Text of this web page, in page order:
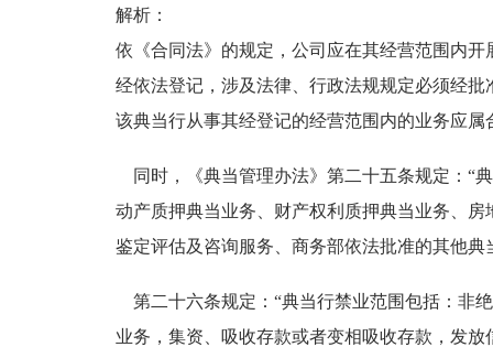
解析：
依《合同法》的规定，公司应在其经营范围内
经依法登记，涉及法律、行政法规规定必须经
该典当行从事其经登记的经营范围内的业务应属
同时，《典当管理办法》第二十五条规定：“
动产质押典当业务、财产权利质押典当业务、
鉴定评估及咨询服务、商务部依法批准的其他典
第二十六条规定：“典当行禁业范围包括：非
业务，集资、吸收存款或者变相吸收存款，发